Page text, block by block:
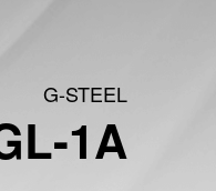
G-STEEL
1A